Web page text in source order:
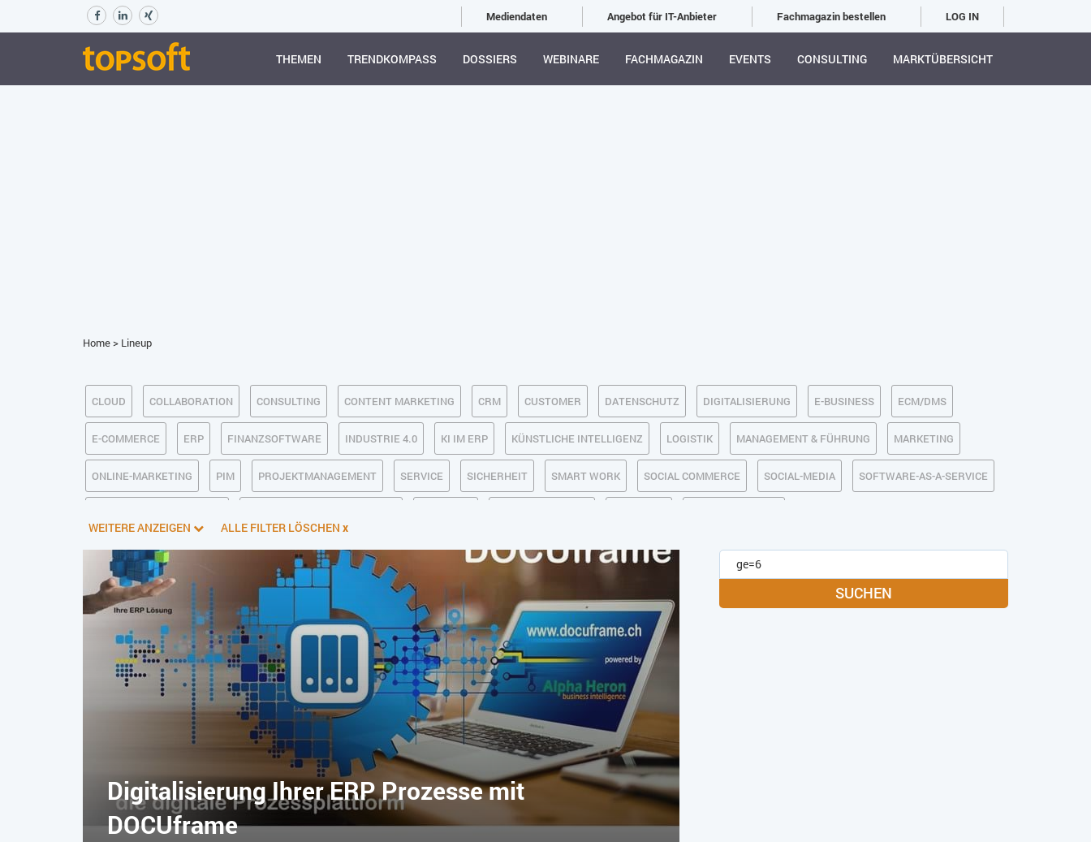
Mediendaten Angebot für IT-Anbieter Fachmagazin bestellen LOG IN
THEMEN TRENDKOMPASS DOSSIERS WEBINARE FACHMAGAZIN EVENTS CONSULTING MARKTÜBERSICHT
Home> Lineup
CLOUD COLLABORATION CONSULTING CONTENT MARKETING CRM CUSTOMER DATENSCHUTZ DIGITALISIERUNG E-BUSINESS ECM/DMS
E-COMMERCE ERP FINANZSOFTWARE INDUSTRIE 4.0 KI IM ERP KÜNSTLICHE INTELLIGENZ LOGISTIK MANAGEMENT & FÜHRUNG MARKETING
ONLINE-MARKETING PIM PROJEKTMANAGEMENT SERVICE SICHERHEIT SMART WORK SOCIAL COMMERCE SOCIAL-MEDIA SOFTWARE-AS-A-SERVICE
WEITERE ANZEIGEN ALLE FILTER LÖSCHEN x
Digitalisierung Ihrer ERP Prozesse mit
DOCUframe
SUCHEN